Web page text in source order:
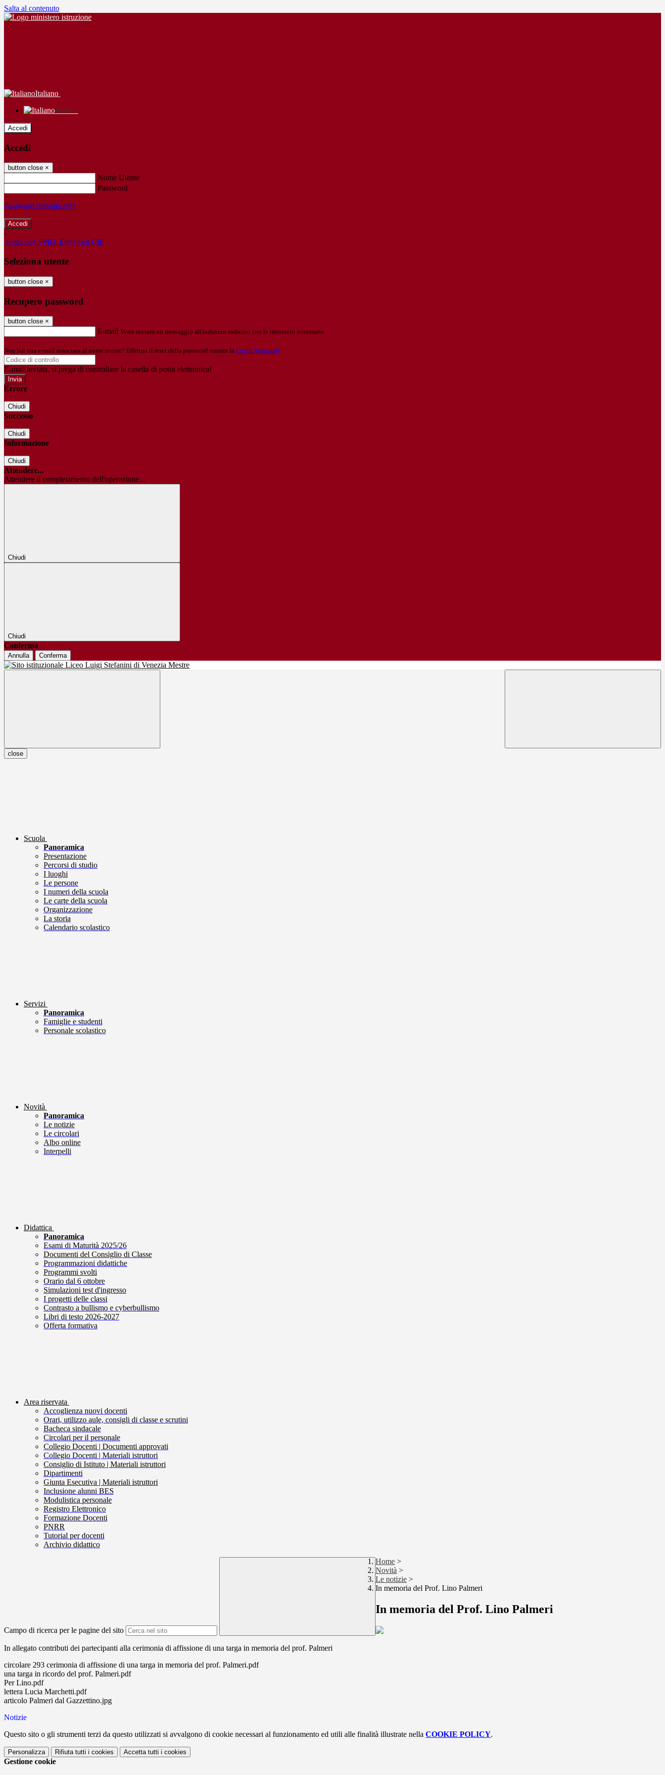
Salta al contenuto
Italiano
Italiano
Accedi
Accedi
button close ×
Nome Utente
Password
Password dimenticata?
-
Entra con SPID Entra con CIE
Seleziona utente
button close ×
Recupero password
button close ×
E-mail Verrà inviato un messaggio all'indirizzo indicato con le istruzioni necessarie.
Non hai una e-mail associata al nome utente? Effettua il reset della password tramite la Login Spaggiari
E-mail inviata, si prega di controllare la casella di posta elettronica!
Errore
Chiudi
Successo
Chiudi
Informazione
Chiudi
Attendere...
Attendere il completamento dell'operazione...
Chiudi
Chiudi
Conferma
Annulla Conferma
close
Scuola
Panoramica
Presentazione
Percorsi di studio
I luoghi
Le persone
I numeri della scuola
Le carte della scuola
Organizzazione
La storia
Calendario scolastico
Servizi
Panoramica
Famiglie e studenti
Personale scolastico
Novità
Panoramica
Le notizie
Le circolari
Albo online
Interpelli
Didattica
Panoramica
Esami di Maturità 2025/26
Documenti del Consiglio di Classe
Programmazioni didattiche
Programmi svolti
Orario dal 6 ottobre
Simulazioni test d'ingresso
I progetti delle classi
Contrasto a bullismo e cyberbullismo
Libri di testo 2026-2027
Offerta formativa
Area riservata
Accoglienza nuovi docenti
Orari, utilizzo aule, consigli di classe e scrutini
Bacheca sindacale
Circolari per il personale
Collegio Docenti | Documenti approvati
Collegio Docenti | Materiali istruttori
Consiglio di Istituto | Materiali istruttori
Dipartimenti
Giunta Esecutiva | Materiali istruttori
Inclusione alunni BES
Modulistica personale
Registro Elettronico
Formazione Docenti
PNRR
Tutorial per docenti
Archivio didattico
Campo di ricerca per le pagine del sito
Home >
Novità >
Le notizie >
In memoria del Prof. Lino Palmeri
In memoria del Prof. Lino Palmeri
In allegato contributi dei partecipanti alla cerimonia di affissione di una targa in memoria del prof. Palmeri
circolare 293 cerimonia di affissione di una targa in memoria del prof. Palmeri.pdf
una targa in ricordo del prof. Palmeri.pdf
Per Lino.pdf
lettera Lucia Marchetti.pdf
articolo Palmeri dal Gazzettino.jpg
Notizie
Questo sito o gli strumenti terzi da questo utilizzati si avvalgono di cookie necessari al funzionamento ed utili alle finalità illustrate nella COOKIE POLICY.
Personalizza Rifiuta tutti i cookies Accetta tutti i cookies
Gestione cookie